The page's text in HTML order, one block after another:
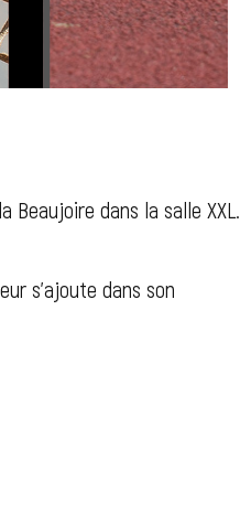
Beaujoire dans la salle XXL.
s’ajoute dans son